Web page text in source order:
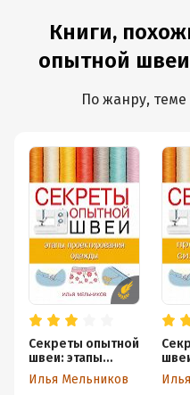
Книги,
опытной
По жанру,
Секреты опытной
швеи: этапы
проектирования
одежды
Илья Мельников